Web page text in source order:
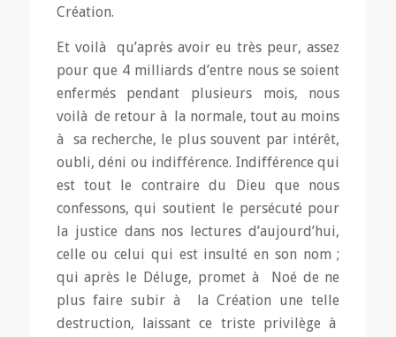
Création.
Et voilà qu’après avoir eu très peur, assez
pour que 4 milliards d’entre nous se soient
enfermés pendant plusieurs mois, nous
voilà de retour à la normale, tout au moins
à sa recherche, le plus souvent par intérêt,
oubli, déni ou indifférence. Indifférence qui
est tout le contraire du Dieu que nous
confessons, qui soutient le persécuté pour
la justice dans nos lectures d’aujourd’hui,
celle ou celui qui est insulté en son nom ;
qui après le Déluge, promet à Noé de ne
plus faire subir à la Création une telle
destruction, laissant ce triste privilège à